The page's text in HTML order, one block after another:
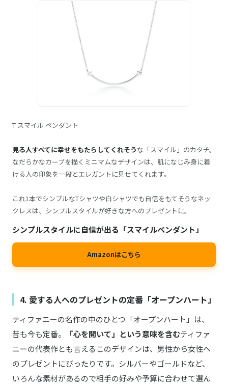
T スマイル ペンダント
見る人すべてに幸せをもたらしてくれそうな「スマイル」のカタチ。
なだらかなカーブを描くミニマムなデザインは、肌になじみ身に着
ける人の印象を一段とエレガントに見せてくれます。
これ1本でシンプルなTシャツや白シャツでも自信をもてそうなネッ
クレスは、シンプルスタイルが好きな方へのプレゼントに。
シンプルスタイルに自信が出る「スマイルペンダント」
Amazonはこちら
4. 愛する人へのプレゼントの定番「オープンハート」
ティファニーの名作の中のひとつ「オープンハート」は、
昔も今も定番。
「心を開いて」という意味を含むティファ
ニーの代表作とも言えるこのデザインは、男性から女性へ
のプレゼントにぴったりです。シルバーやゴールドなど、
いろんな素材があるので相手の好みや予算に合わせて選ん